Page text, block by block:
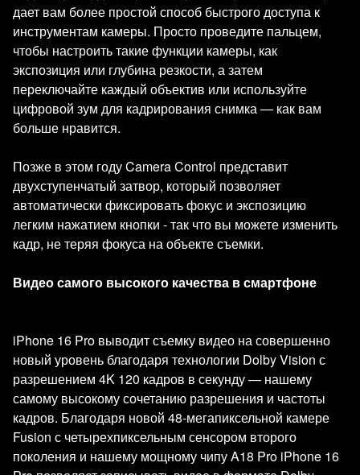
дает вам более простой способ быстрого доступа к
инструментам камеры. Просто проведите пальцем,
чтобы настроить такие функции камеры, как
экспозиция или глубина резкости, а затем
переключайте каждый объектив или используйте
цифровой зум для кадрирования снимка — как вам
больше нравится.
Позже в этом году Camera Control представит
двухступенчатый затвор, который позволяет
автоматически фиксировать фокус и экспозицию
легким нажатием кнопки - так что вы можете изменить
кадр, не теряя фокуса на объекте съемки.
Видео самого высокого качества в смартфоне
iPhone 16 Pro выводит съемку видео на совершенно
новый уровень благодаря технологии Dolby Vision с
разрешением 4K 120 кадров в секунду — нашему
самому высокому сочетанию разрешения и частоты
кадров. Благодаря новой 48-мегапиксельной камере
Fusion с четырехпиксельным сенсором второго
поколения и нашему мощному чипу A18 Pro iPhone 16